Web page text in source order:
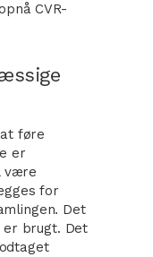
CVR-
føre
er
være
for
Det
er brugt. Det